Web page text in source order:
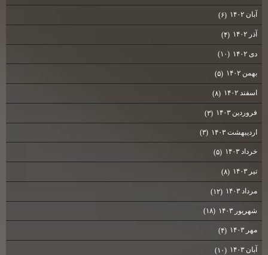
آبان ۱۴۰۲ (۶)
آذر ۱۴۰۲ (۴)
دی ۱۴۰۲ (۱۰)
بهمن ۱۴۰۲ (۵)
اسفند ۱۴۰۲ (۸)
فروردین ۱۴۰۳ (۳)
اردیبهشت ۱۴۰۳ (۳)
خرداد ۱۴۰۳ (۵)
تیر ۱۴۰۳ (۸)
مرداد ۱۴۰۳ (۱۲)
شهریور ۱۴۰۳ (۱۸)
مهر ۱۴۰۳ (۴)
آبان ۱۴۰۳ (۱۰)